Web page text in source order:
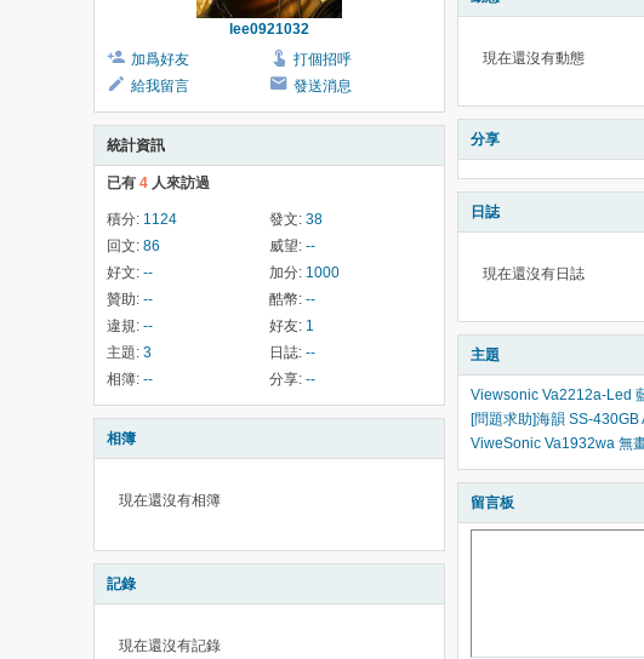
lee0921032
加爲好友
打個招呼
給我留言
發送消息
統計資訊
已有 4 人來訪過
積分: 1124 發文: 38
回文: 86 威望: --
好文: -- 加分: 1000
贊助: -- 酷幣: --
違規: -- 好友: 1
主題: 3 日誌: --
相簿: -- 分享: --
相簿
現在還沒有相簿
記錄
現在還沒有記錄
現在還沒有動態
分享
日誌
現在還沒有日誌
主題
Viewsonic Va2212a-Led
[問題求助]海韻 SS-
ViweSonic Va1932wa 無
留言板